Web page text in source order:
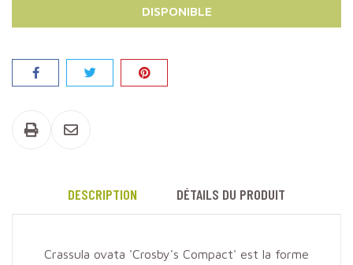
DISPONIBLE
Partager
DESCRIPTION DÉTAILS DU PRODUIT
Crassula ovata 'Crosby's Compact' est la forme